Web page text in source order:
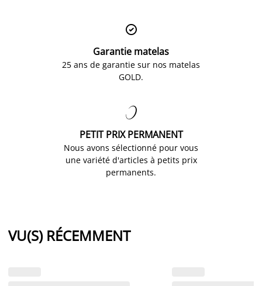

Garantie matelas
25 ans de garantie sur nos matelas
GOLD.

PETIT PRIX PERMANENT
Nous avons sélectionné pour vous
une variété d'articles à petits prix
permanents.
VU(S) RÉCEMMENT